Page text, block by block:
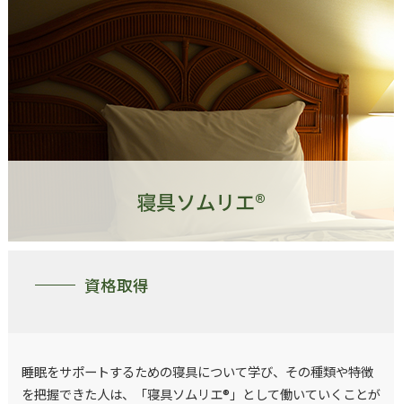
寝具ソムリエ®
資格取得
睡眠をサポートするための寝具について学び、その種類や特徴
を把握できた人は、「寝具ソムリエ®」として働いていくことが